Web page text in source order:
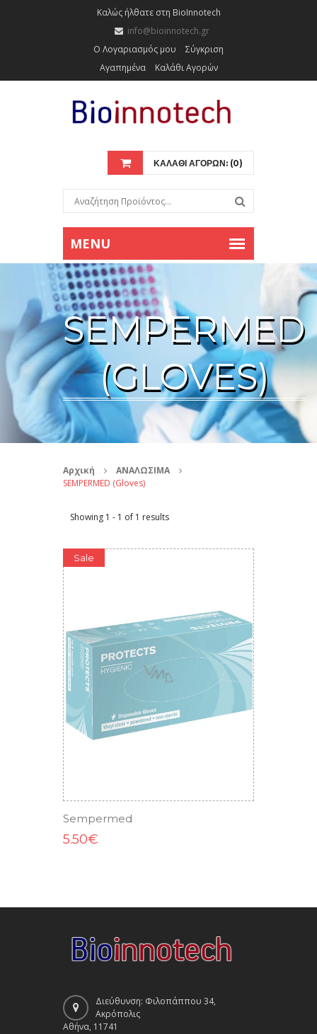
Καλώς ήλθατε στη BioInnotech
info@bioinnotech.gr
Ο Λογαριασμός μου
Σύγκριση
Αγαπημένα
Καλάθι Αγορών
ΚΑΛΑΘΙ ΑΓΟΡΩΝ: (0)
SEMPERMED
(GLOVES)
Αρχική
ΑΝΑΛΩΣΙΜΑ
SEMPERMED (Gloves)
Showing 1 - 1 of 1 results
Sale
ADD TO CART
Sempermed
5.50€
Διεύθυνση: Φιλοπάππου 34,
Ακρόπολις
Αθήνα, 11741